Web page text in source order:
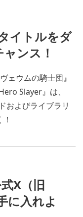
イトルをダ
ンス！
ェウムの騎士団』
Slayer』は、
およびライブラリ
X（旧
に入れよ